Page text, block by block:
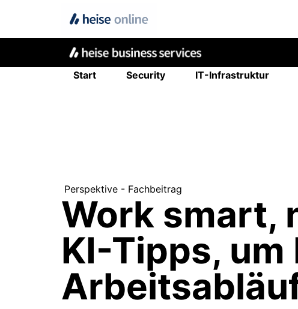
Start Security IT-Infrastruktur
Perspektive - Fachbeitrag
Work smart,
KI-Tipps,